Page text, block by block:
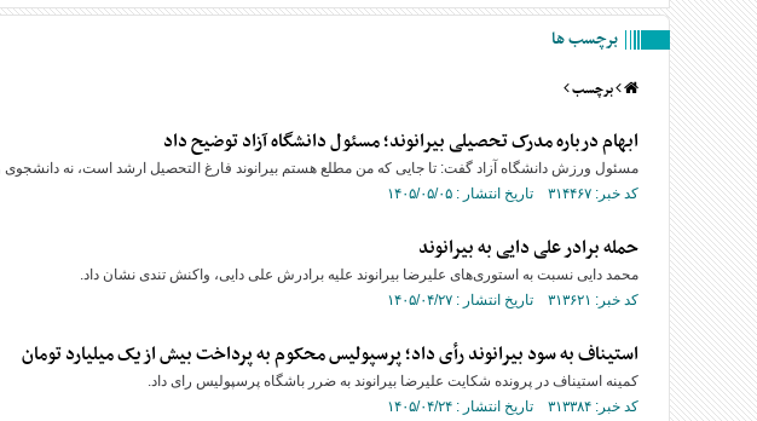
برچسب ها
برچسب
ابهام درباره مدرک تحصیلی بیرانوند؛ مسئول دانشگاه آزاد توضیح داد
مسئول ورزش دانشگاه آزاد گفت: تا جایی که من مطلع هستم بیرانوند فارغ التحصیل ارشد است، نه دانشجوی
کد خبر: ۳۱۴۴۶۷ تاریخ انتشار : ۱۴۰۵/۰۵/۰۵
حمله برادر علی دایی به بیرانوند
محمد دایی نسبت به استوری‌های علیرضا بیرانوند علیه برادرش علی دایی، واکنش تندی نشان داد.
کد خبر: ۳۱۳۶۲۱ تاریخ انتشار : ۱۴۰۵/۰۴/۲۷
استیناف به سود بیرانوند رأی داد؛ پرسپولیس محکوم به پرداخت بیش از یک میلیارد تومان
کمینه استیناف در پرونده شکایت علیرضا بیرانوند به ضرر باشگاه پرسپولیس رای داد.
کد خبر: ۳۱۳۳۸۴ تاریخ انتشار : ۱۴۰۵/۰۴/۲۴